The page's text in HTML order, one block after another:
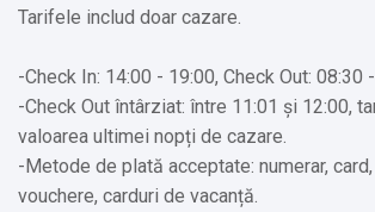
Servicii suplimentare incluse
✔️ Parcarea publică gratuită la o locaţie în
✔️ Pardoseală de lemn sau parchet
✔️ Pardoseală de gresie/marmură
✔️ Aparat pentru prepararea de ceai/cafea
Tarifele includ doar cazare.
-Check In: 14:00 - 19:00, Check Out: 08:30
-Check Out întârziat: între 11:01 și 12:00,
valoarea ultimei nopți de cazare.
-Metode de plată acceptate: numerar,
vouchere, carduri de vacanță.